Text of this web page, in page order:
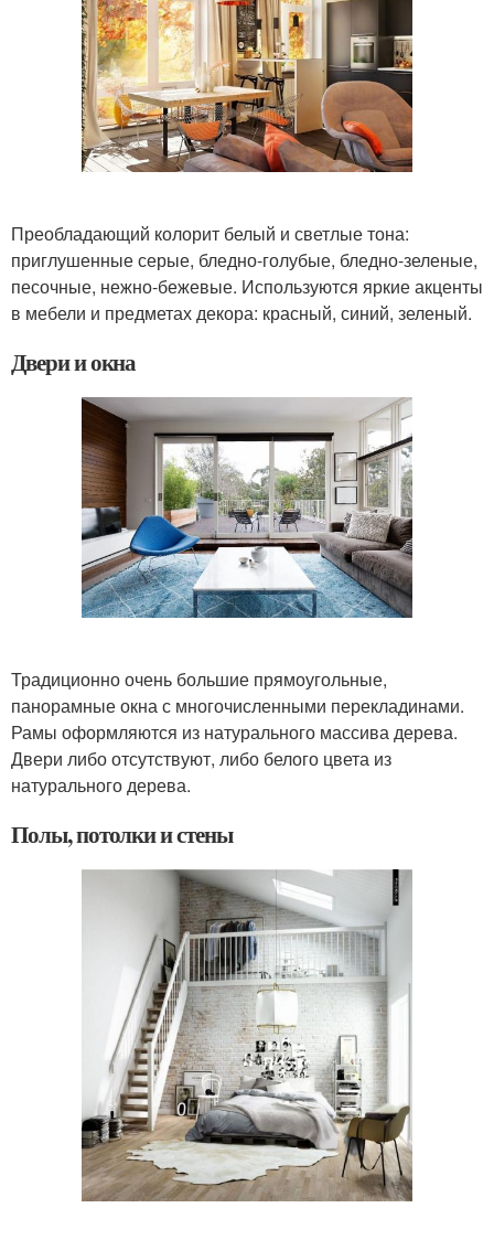
Преобладающий колорит белый и светлые тона:
приглушенные серые, бледно-голубые, бледно-зеленые,
песочные, нежно-бежевые. Используются яркие акценты
в мебели и предметах декора: красный, синий, зеленый.
Двери и окна
Традиционно очень большие прямоугольные,
панорамные окна с многочисленными перекладинами.
Рамы оформляются из натурального массива дерева.
Двери либо отсутствуют, либо белого цвета из
натурального дерева.
Полы, потолки и стены